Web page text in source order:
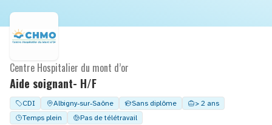
Aide soignant- H/F
Centre Hospitalier du mont d’or
CDI Albigny-sur-Saône Sans diplôme
> 2 ans
Temps plein
Pas de télétravail